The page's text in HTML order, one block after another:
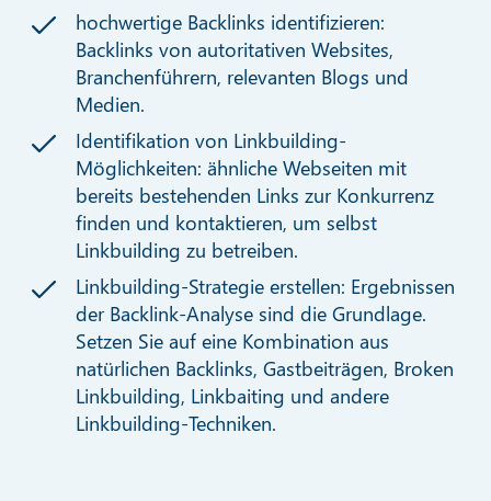
hochwertige Backlinks identifizieren:
Backlinks von autoritativen Websites,
Branchenführern, relevanten Blogs und
Medien.
Identifikation von Linkbuilding-
Möglichkeiten: ähnliche Webseiten mit
bereits bestehenden Links zur Konkurrenz
finden und kontaktieren, um selbst
Linkbuilding zu betreiben.
Linkbuilding-Strategie erstellen: Ergebnissen
der Backlink-Analyse sind die Grundlage.
Setzen Sie auf eine Kombination aus
natürlichen Backlinks, Gastbeiträgen, Broken
Linkbuilding, Linkbaiting und andere
Linkbuilding-Techniken.